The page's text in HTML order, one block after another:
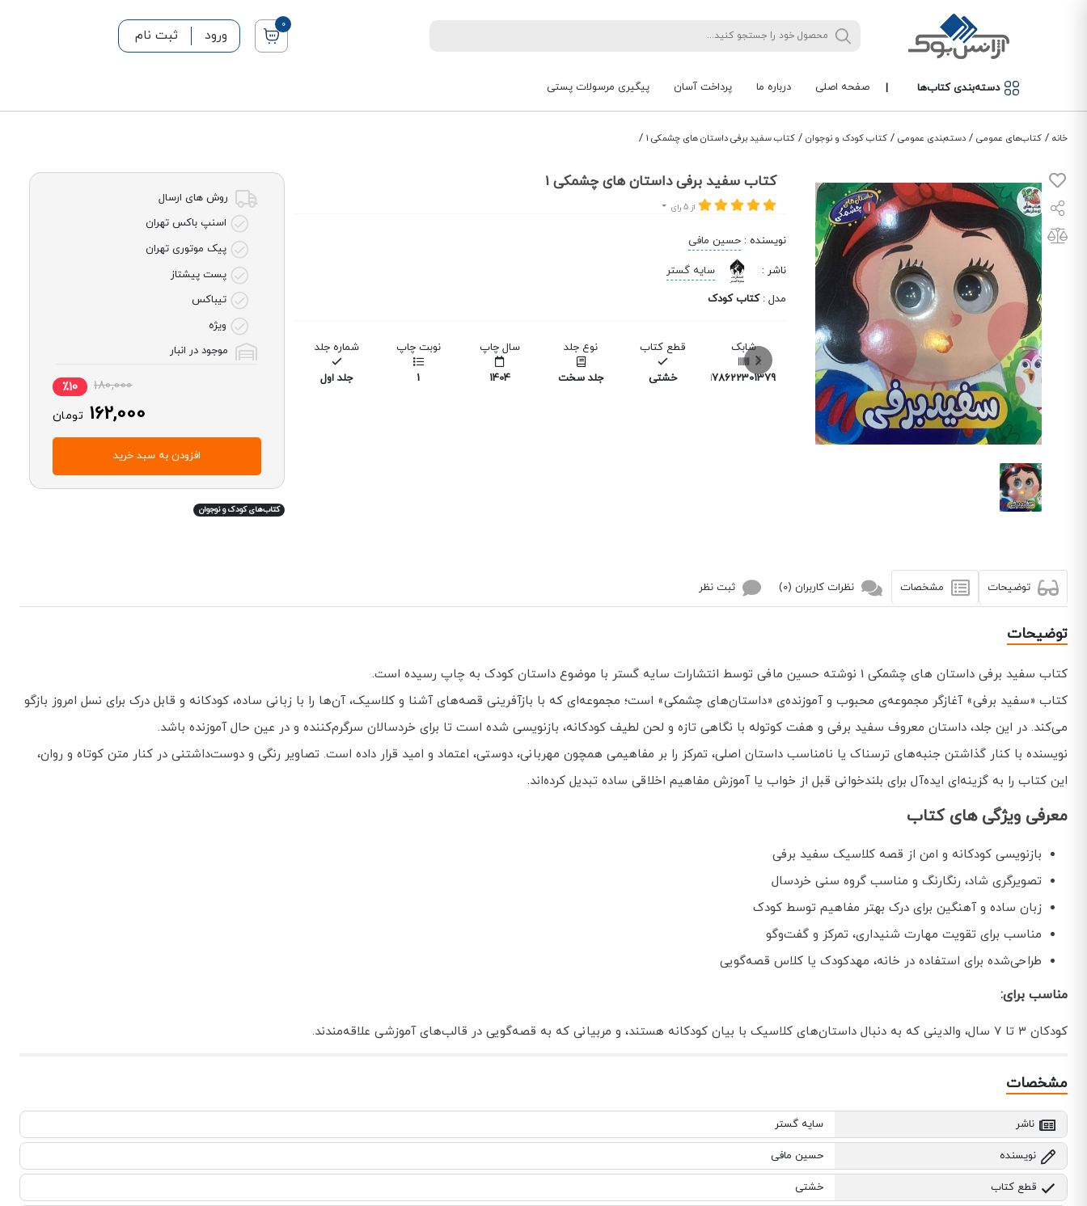
0
ورود ثبت نام
دسته‌بندی کتاب‌ها | صفحه اصلی درباره ما پرداخت آسان پیگیری مرسولات پستی
خانه / کتاب‌های عمومی / دسته‌بندی عمومی / کتاب کودک و نوجوان / کتاب سفید برفی داستان های چشمکی 1 /
کتاب سفید برفی داستان های چشمکی 1
از 5 رای
نویسنده : حسین مافی
ناشر :
سایه گستر
مدل :کتاب کودک
شابک
9786223013799
قطع کتاب
خشتی
نوع جلد
جلد سخت
سال چاپ
1404
نوبت چاپ
1
شماره جلد
جلد اول
تعداد صفحات
روش های ارسال
اسنپ باکس تهران
پیک موتوری تهران
پست پیشتاز
تیباکس
ویژه
موجود در انبار
180,000 ٪10
162,000 تومان
افزودن به سبد خرید
کتاب‌های کودک و نوجوان
توضیحات مشخصات نظرات کاربران (0) ثبت نظر
توضیحات
کتاب سفید برفی داستان های چشمکی 1 نوشته حسین مافی توسط انتشارات سایه گستر با موضوع داستان کودک به چاپ رسیده است.
کتاب «سفید برفی» آغازگر مجموعه‌ی محبوب و آموزنده‌ی «داستان‌های چشمکی» است؛ مجموعه‌ای که با بازآفرینی قصه‌های آشنا و کلاسیک، آن‌ها را با زبانی ساده، کودکانه و قابل درک برای نسل امروز بازگو
می‌کند. در این جلد، داستان معروف سفید برفی و هفت کوتوله با نگاهی تازه و لحن لطیف کودکانه، بازنویسی شده است تا برای خردسالان سرگرم‌کننده و در عین حال آموزنده باشد.
نویسنده با کنار گذاشتن جنبه‌های ترسناک یا نامناسب داستان اصلی، تمرکز را بر مفاهیمی همچون مهربانی، دوستی، اعتماد و امید قرار داده است. تصاویر رنگی و دوست‌داشتنی در کنار متن کوتاه و روان،
این کتاب را به گزینه‌ای ایده‌آل برای بلندخوانی قبل از خواب یا آموزش مفاهیم اخلاقی ساده تبدیل کرده‌اند.
معرفی ویژگی های کتاب
بازنویسی کودکانه و امن از قصه کلاسیک سفید برفی
تصویرگری شاد، رنگارنگ و مناسب گروه سنی خردسال
زبان ساده و آهنگین برای درک بهتر مفاهیم توسط کودک
مناسب برای تقویت مهارت شنیداری، تمرکز و گفت‌وگو
طراحی‌شده برای استفاده در خانه، مهدکودک یا کلاس قصه‌گویی
مناسب برای:
کودکان ۳ تا ۷ سال، والدینی که به دنبال داستان‌های کلاسیک با بیان کودکانه هستند، و مربیانی که به قصه‌گویی در قالب‌های آموزشی علاقه‌مندند.
مشخصات
ناشر سایه گستر
نویسنده حسین مافی
قطع کتاب خشتی